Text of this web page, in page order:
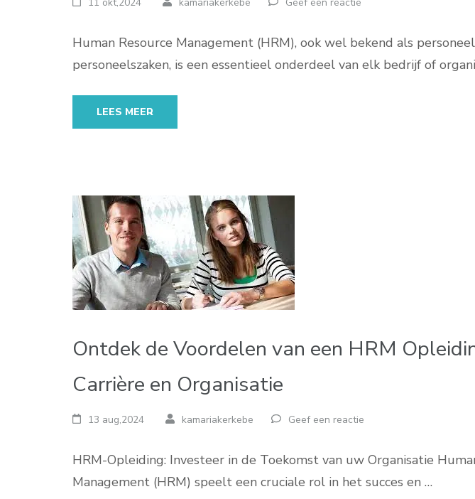
Human Resource Management (HRM), ook wel bekend als
personeelszaken, is een essentieel onderdeel van elk bedrijf of
LEES MEER
Ontdek de Voordelen van een HRM
Carrière en Organisatie
13 aug,2024 kamariakerkebe Geef een reactie
HRM-Opleiding: Investeer in de Toekomst van uw Organisatie
Management (HRM) speelt een cruciale rol in het succes en …